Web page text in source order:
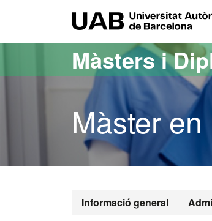
Màsters i
Màster
Informació general